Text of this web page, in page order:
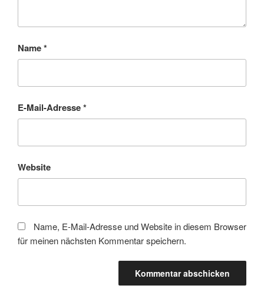
Name*
E-Mail-Adresse*
Website
Name, E-Mail-Adresse und Website in diesem Browser
für meinen nächsten Kommentar speichern.